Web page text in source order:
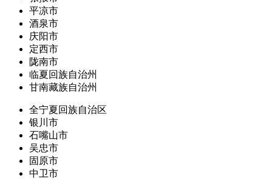
平凉市
酒泉市
庆阳市
定西市
陇南市
临夏回族自治州
甘南藏族自治州
全宁夏回族自治区
银川市
石嘴山市
吴忠市
固原市
中卫市